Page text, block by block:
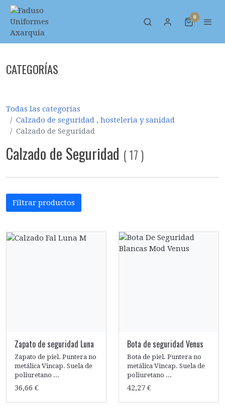
0
CATEGORÍAS
Todas las categorías
Calzado de seguridad , hosteleria y sanidad
Calzado de Seguridad
Calzado de Seguridad (17 )
Filtrar productos
Zapato de seguridad Luna
Zapato de piel. Puntera no
metálica Vincap. Suela de
poliuretano ...
36,66 €
Bota de seguridad Venus
Bota de piel. Puntera no
metálica Vincap. Suela de
poliuretano ...
42,27 €